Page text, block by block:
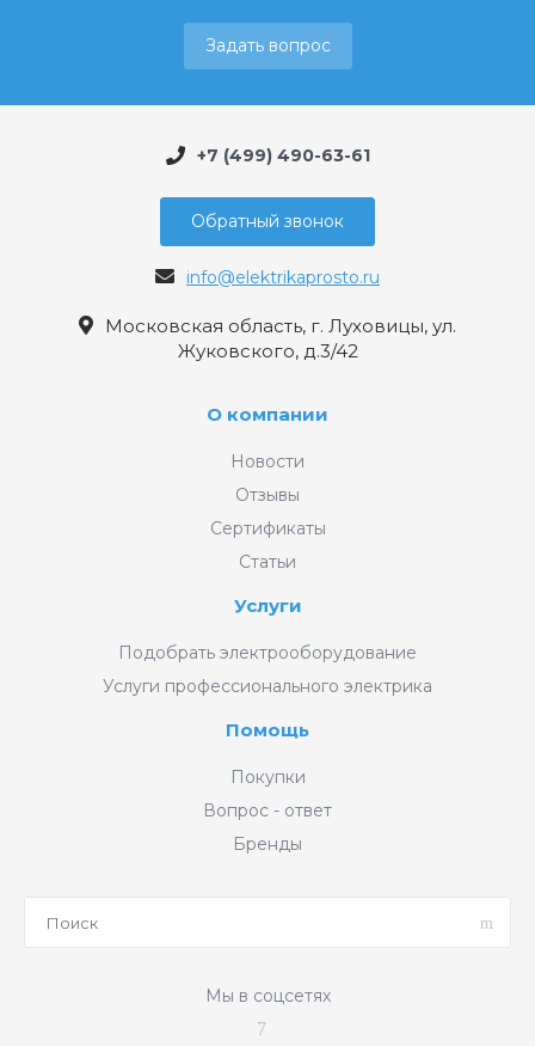
Задать вопрос
+7 (499) 490-63-61
Обратный звонок
info@elektrikaprosto.ru
Московская область, г. Луховицы, ул.
Жуковского, д.3/42
О компании
Новости
Отзывы
Сертификаты
Статьи
Услуги
Подобрать электрооборудование
Услуги профессионального электрика
Помощь
Покупки
Вопрос - ответ
Бренды
Мы в соцсетях